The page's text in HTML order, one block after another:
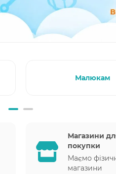
Малюкам
Магазини
покупки
Маємо
магазини